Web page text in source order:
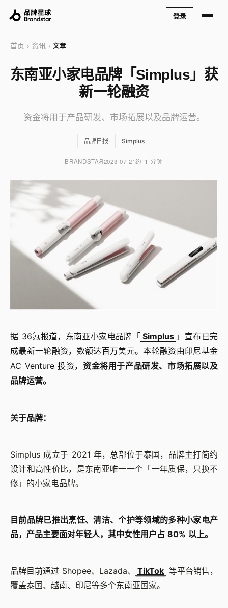
登录
首页 › 资讯 › 文章
东南亚小家电品牌「Simplus」获
新一轮融资
资金将用于产品研发、市场拓展以及品牌运营。
品牌日报 Simplus
BRANDSTAR2023-07-21约 1 分钟
据 36氪报道，东南亚小家电品牌「 Simplus 」宣布已完
成最新一轮融资，数额达百万美元。本轮融资由印尼基金
AC Venture 投资， 资金将用于产品研发、市场拓展以及
品牌运营。
关于品牌：
Simplus 成立于 2021 年，总部位于泰国，品牌主打简约
设计和高性价比，是东南亚唯一一个「一年质保，只换不
修」的小家电品牌。
目前品牌已推出烹饪、清洁、个护等领域的多种小家电产
品，产品主要面对年轻人，其中女性用户占 80% 以上。
品牌目前通过 Shopee、Lazada、 TikTok 等平台销售，
覆盖泰国、越南、印尼等多个东南亚国家。